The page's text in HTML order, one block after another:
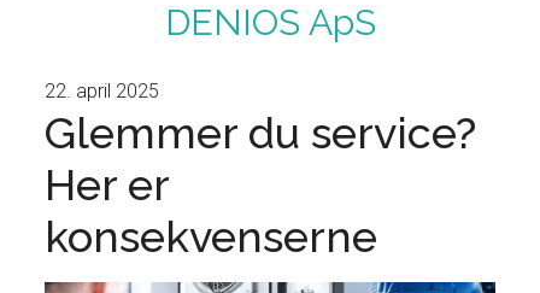
DENIOS ApS
22. april 2025
Glemmer du service?
Her er
konsekvenserne